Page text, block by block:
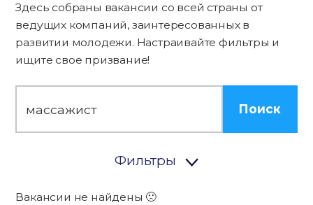
Здесь собраны вакансии со всей страны от
ведущих компаний, заинтересованных в
развитии молодежи. Настраивайте фильтры и
ищите свое призвание!
Поиск
Фильтры
Вакансии не найдены 🙁